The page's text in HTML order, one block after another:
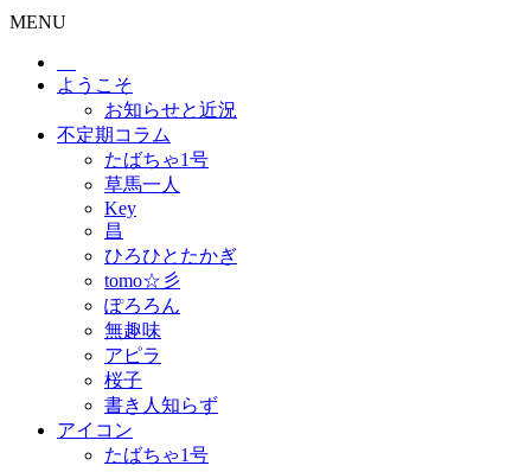
MENU
ようこそ
お知らせと近況
不定期コラム
たばちゃ1号
草馬一人
Key
昌
ひろひとたかぎ
tomo☆彡
ぽろろん
無趣味
アピラ
桜子
書き人知らず
アイコン
たばちゃ1号